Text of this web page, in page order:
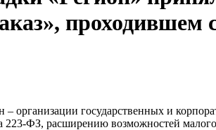
проходившем
государственных и
ФЗ, расширению возможностей